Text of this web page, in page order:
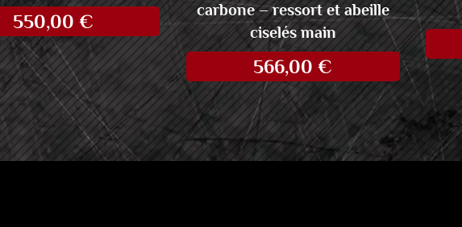
550,00€
carbone – ressort et abeille
ciselés main
566,00€